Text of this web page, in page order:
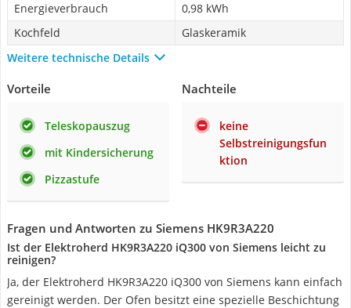
Energieverbrauch
0,98 kWh
Kochfeld
Glaskeramik
Weitere technische Details
Vorteile
Teleskopauszug
mit Kindersicherung
Pizzastufe
Nachteile
keine
Selbstreinigungsfun
ktion
Fragen und Antworten zu Siemens HK9R3A220
Ist der Elektroherd HK9R3A220 iQ300 von Siemens leicht zu
reinigen?
Ja, der Elektroherd HK9R3A220 iQ300 von Siemens kann einfach
gereinigt werden. Der Ofen besitzt eine spezielle Beschichtung